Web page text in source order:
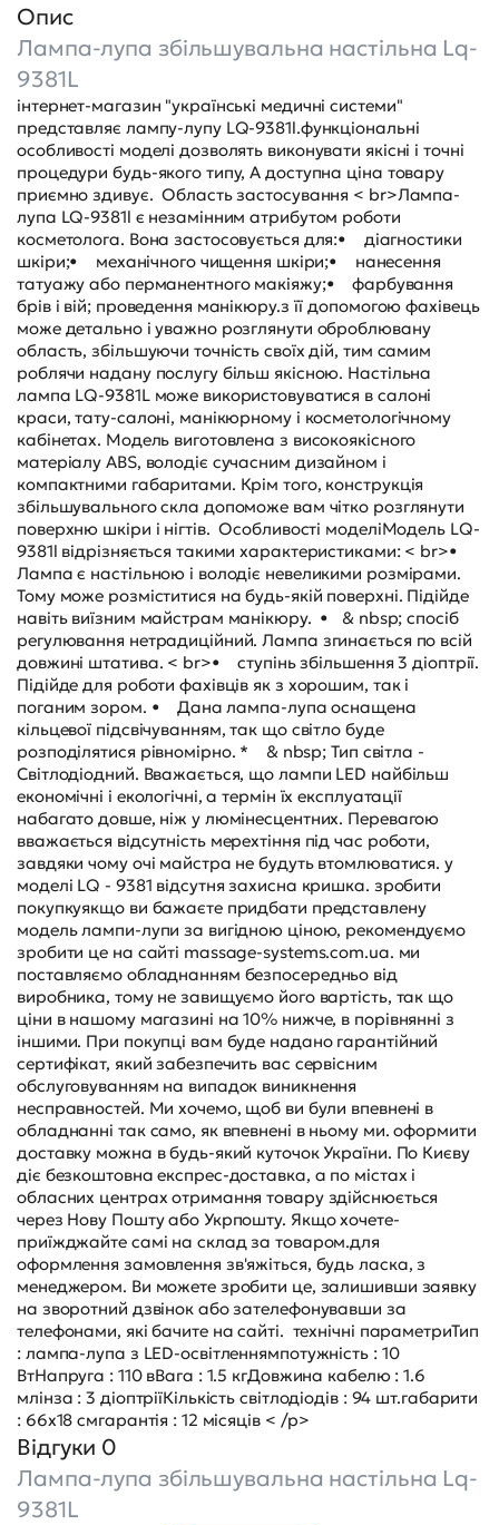
Опис
Лампа-лупа збільшувальна настільна Lq-
9381L
інтернет-магазин "українські медичні системи"
представляє лампу-лупу LQ-9381l.функціональні
особливості моделі дозволять виконувати якісні і точні
процедури будь-якого типу, А доступна ціна товару
приємно здивує. Область застосування < br>Лампа-
лупа LQ-9381l є незамінним атрибутом роботи
косметолога. Вона застосовується для:• діагностики
шкіри;• механічного чищення шкіри;• нанесення
татуажу або перманентного макіяжу;• фарбування
брів і вій; проведення манікюру.з її допомогою фахівець
може детально і уважно розглянути оброблювану
область, збільшуючи точність своїх дій, тим самим
роблячи надану послугу більш якісною. Настільна
лампа LQ-9381L може використовуватися в салоні
краси, тату-салоні, манікюрному і косметологічному
кабінетах. Модель виготовлена з високоякісного
матеріалу ABS, володіє сучасним дизайном і
компактними габаритами. Крім того, конструкція
збільшувального скла допоможе вам чітко розглянути
поверхню шкіри і нігтів. Особливості моделіМодель LQ-
9381l відрізняється такими характеристиками: < br>•
Лампа є настільною і володіє невеликими розмірами.
Тому може розміститися на будь-якій поверхні. Підійде
навіть виїзним майстрам манікюру. • & nbsp; спосіб
регулювання нетрадиційний. Лампа згинається по всій
довжині штатива. < br>• ступінь збільшення 3 діоптрії.
Підійде для роботи фахівців як з хорошим, так і
поганим зором. • Дана лампа-лупа оснащена
кільцевої підсвічуванням, так що світло буде
розподілятися рівномірно. * & nbsp; Тип світла -
Світлодіодний. Вважається, що лампи LED найбільш
економічні і екологічні, а термін їх експлуатації
набагато довше, ніж у люмінесцентних. Перевагою
вважається відсутність мерехтіння під час роботи,
завдяки чому очі майстра не будуть втомлюватися. у
моделі LQ - 9381 відсутня захисна кришка. зробити
покупкуякщо ви бажаєте придбати представлену
модель лампи-лупи за вигідною ціною, рекомендуємо
зробити це на сайті massage-systems.com.ua. ми
поставляємо обладнанням безпосередньо від
виробника, тому не завищуємо його вартість, так що
ціни в нашому магазині на 10% нижче, в порівнянні з
іншими. При покупці вам буде надано гарантійний
сертифікат, який забезпечить вас сервісним
обслуговуванням на випадок виникнення
несправностей. Ми хочемо, щоб ви були впевнені в
обладнанні так само, як впевнені в ньому ми. оформити
доставку можна в будь-який куточок України. По Києву
діє безкоштовна експрес-доставка, а по містах і
обласних центрах отримання товару здійснюється
через Нову Пошту або Укрпошту. Якщо хочете-
приїжджайте самі на склад за товаром.для
оформлення замовлення зв'яжіться, будь ласка, з
менеджером. Ви можете зробити це, залишивши заявку
на зворотний дзвінок або зателефонувавши за
телефонами, які бачите на сайті. технічні параметриТип
: лампа-лупа з LED-освітленнямпотужність : 10
ВтНапруга : 110 вВага : 1.5 кгДовжина кабелю : 1.6
млінза : 3 діоптріїКількість світлодіодів : 94 шт.габарити
: 66х18 смгарантія : 12 місяців < /p>
Відгуки 0
Лампа-лупа збільшувальна настільна Lq-
9381L